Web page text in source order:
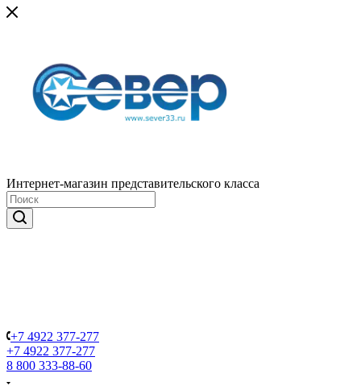
Интернет-магазин представительского класса
+7 4922 377-277
+7 4922 377-277
8 800 333-88-60